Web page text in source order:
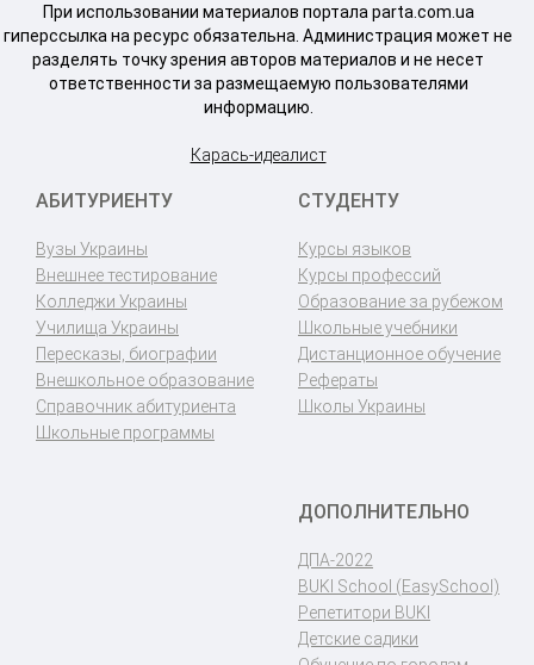
При использовании материалов портала parta.com.ua
гиперссылка на ресурс обязательна. Администрация может не
разделять точку зрения авторов материалов и не несет
ответственности за размещаемую пользователями
информацию.
Карась-идеалист
АБИТУРИЕНТУ
Вузы Украины
Внешнее тестирование
Колледжи Украины
Училища Украины
Пересказы, биографии
Внешкольное образование
Справочник абитуриента
Школьные программы
СТУДЕНТУ
Курсы языков
Курсы профессий
Образование за рубежом
Школьные учебники
Дистанционное обучение
Рефераты
Школы Украины
ДОПОЛНИТЕЛЬНО
ДПА-2022
BUKI School (EasySchool)
Репетитори BUKI
Детские садики